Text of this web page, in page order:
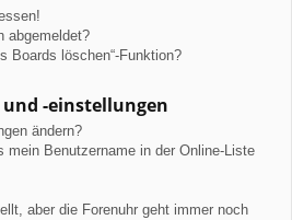
abgemeldet?
Boards löschen“-Funktion?
-einstellungen
ändern?
mein Benutzername in der Online-Liste
aber die Forenuhr geht immer noch